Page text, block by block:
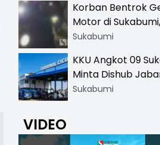
Korban Bentrok
Motor di
dan Sopir Tangki
Sukabumi
KKU Angkot 09
Minta Dishub
Tertibkan Trayek
Sukabumi
VIDEO